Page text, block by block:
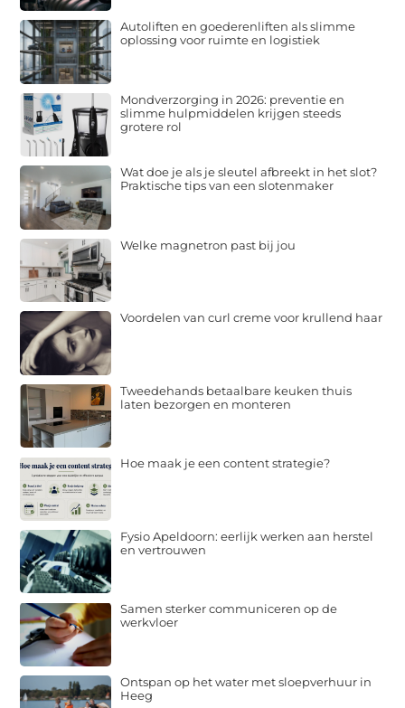
Autoliften en goederenliften als slimme
oplossing voor ruimte en logistiek
Mondverzorging in 2026: preventie en
slimme hulpmiddelen krijgen steeds
grotere rol
Wat doe je als je sleutel afbreekt in het slot?
Praktische tips van een slotenmaker
Welke magnetron past bij jou
Voordelen van curl creme voor krullend haar
Tweedehands betaalbare keuken thuis
laten bezorgen en monteren
Hoe maak je een content strategie?
Fysio Apeldoorn: eerlijk werken aan herstel
en vertrouwen
Samen sterker communiceren op de
werkvloer
Ontspan op het water met sloepverhuur in
Heeg